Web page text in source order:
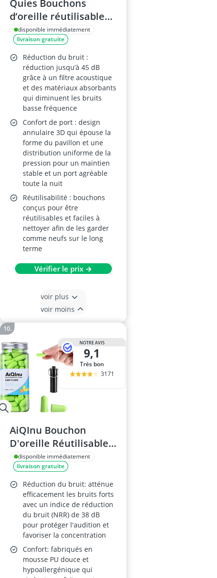
Quies Bouchons
d’oreille réutilisables
en silicone –45 dB, 4
tailles (XS/S/M/L)
disponible immédiatement
livraison gratuite
Réduction du bruit :
réduction jusqu’à 45 dB
grâce à un filtre acoustique
et des matériaux absorbants
qui diminuent les bruits
basse fréquence
Confort de port : design
annulaire 3D qui épouse la
forme du pavillon et une
distribution uniforme de la
pression pour un maintien
stable et un port agréable
toute la nuit
Réutilisabilité : bouchons
conçus pour être
réutilisables et faciles à
nettoyer afin de les garder
comme neufs sur le long
terme
Vérifier le prix →
voir plus
voir moins
NOTRE AVIS
9,1
Très bon
3171
AiQInu Bouchon
D'oreille Réutilisable
SNR 38 dB
disponible immédiatement
livraison gratuite
Réduction du bruit: atténue
efficacement les bruits forts
avec un indice de réduction
du bruit (NRR) de 38 dB
pour protéger l'audition et
favoriser la concentration
Confort: fabriqués en
mousse PU douce et
hypoallergénique qui